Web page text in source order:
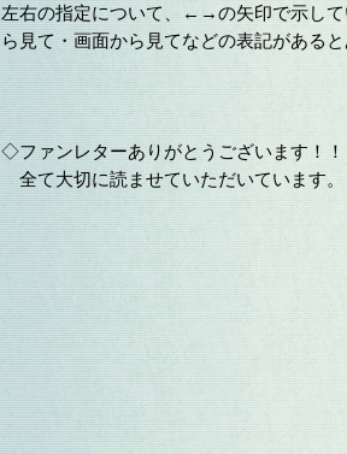
左右の指定について、←→の矢印で示して
ら見て・画面から見てなどの表記があると
◇ファンレターありがとうございます！！
全て大切に読ませていただいています。